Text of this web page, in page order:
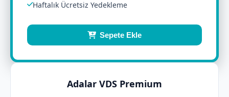
Haftalık Ücretsiz Yedekleme
Sepete Ekle
Adalar VDS Premium